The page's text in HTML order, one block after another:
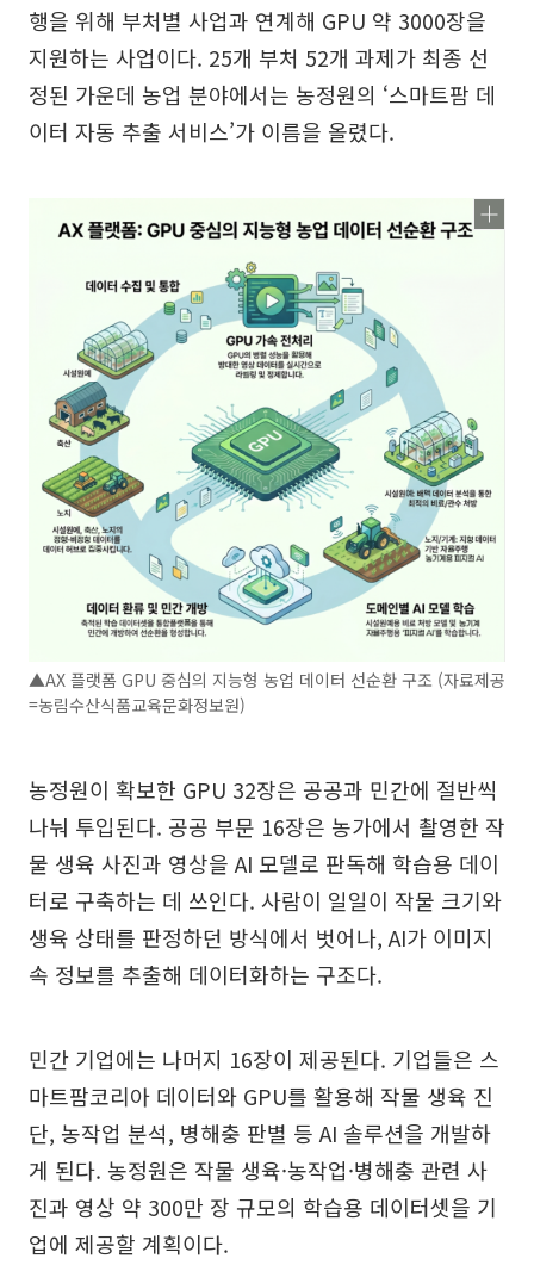
행을 위해 부처별 사업과 연계해 GPU 약 3000장을
지원하는 사업이다. 25개 부처 52개 과제가 최종 선
정된 가운데 농업 분야에서는 농정원의 ‘스마트팜 데
이터 자동 추출 서비스’가 이름을 올렸다.
▲AX 플랫폼 GPU 중심의 지능형 농업 데이터 선순환 구조 (자료제공
=농림수산식품교육문화정보원)
농정원이 확보한 GPU 32장은 공공과 민간에 절반씩
나눠 투입된다. 공공 부문 16장은 농가에서 촬영한 작
물 생육 사진과 영상을 AI 모델로 판독해 학습용 데이
터로 구축하는 데 쓰인다. 사람이 일일이 작물 크기와
생육 상태를 판정하던 방식에서 벗어나, AI가 이미지
속 정보를 추출해 데이터화하는 구조다.
민간 기업에는 나머지 16장이 제공된다. 기업들은 스
마트팜코리아 데이터와 GPU를 활용해 작물 생육 진
단, 농작업 분석, 병해충 판별 등 AI 솔루션을 개발하
게 된다. 농정원은 작물 생육·농작업·병해충 관련 사
진과 영상 약 300만 장 규모의 학습용 데이터셋을 기
업에 제공할 계획이다.